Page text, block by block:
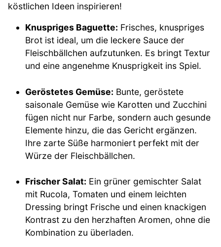
köstlichen Ideen inspirieren!
Knuspriges Baguette: Frisches, knuspriges
Brot ist ideal, um die leckere Sauce der
Fleischbällchen aufzutunken. Es bringt Textur
und eine angenehme Knusprigkeit ins Spiel.
Geröstetes Gemüse: Bunte, geröstete
saisonale Gemüse wie Karotten und Zucchini
fügen nicht nur Farbe, sondern auch gesunde
Elemente hinzu, die das Gericht ergänzen.
Ihre zarte Süße harmoniert perfekt mit der
Würze der Fleischbällchen.
Frischer Salat: Ein grüner gemischter Salat
mit Rucola, Tomaten und einem leichten
Dressing bringt Frische und einen knackigen
Kontrast zu den herzhaften Aromen, ohne die
Kombination zu überladen.